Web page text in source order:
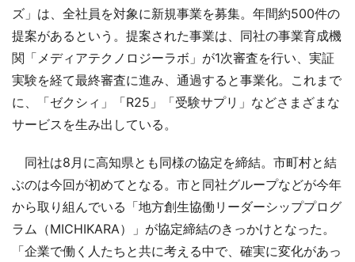
ズ」は、全社員を対象に新規事業を募集。年間約500件の
提案があるという。提案された事業は、同社の事業育成機
関「メディアテクノロジーラボ」が1次審査を行い、実証
実験を経て最終審査に進み、通過すると事業化。これまで
に、「ゼクシィ」「R25」「受験サプリ」などさまざまな
サービスを生み出している。
同社は8月に高知県とも同様の協定を締結。市町村と結
ぶのは今回が初めてとなる。市と同社グループなどが今年
から取り組んでいる「地方創生協働リーダーシッププログ
ラム（MICHIKARA）」が協定締結のきっかけとなった。
「企業で働く人たちと共に考える中で、確実に変化があっ